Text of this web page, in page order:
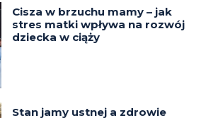
Cisza w brzuchu mamy – jak
stres matki wpływa na rozwój
dziecka w ciąży
Stan jamy ustnej a zdrowie